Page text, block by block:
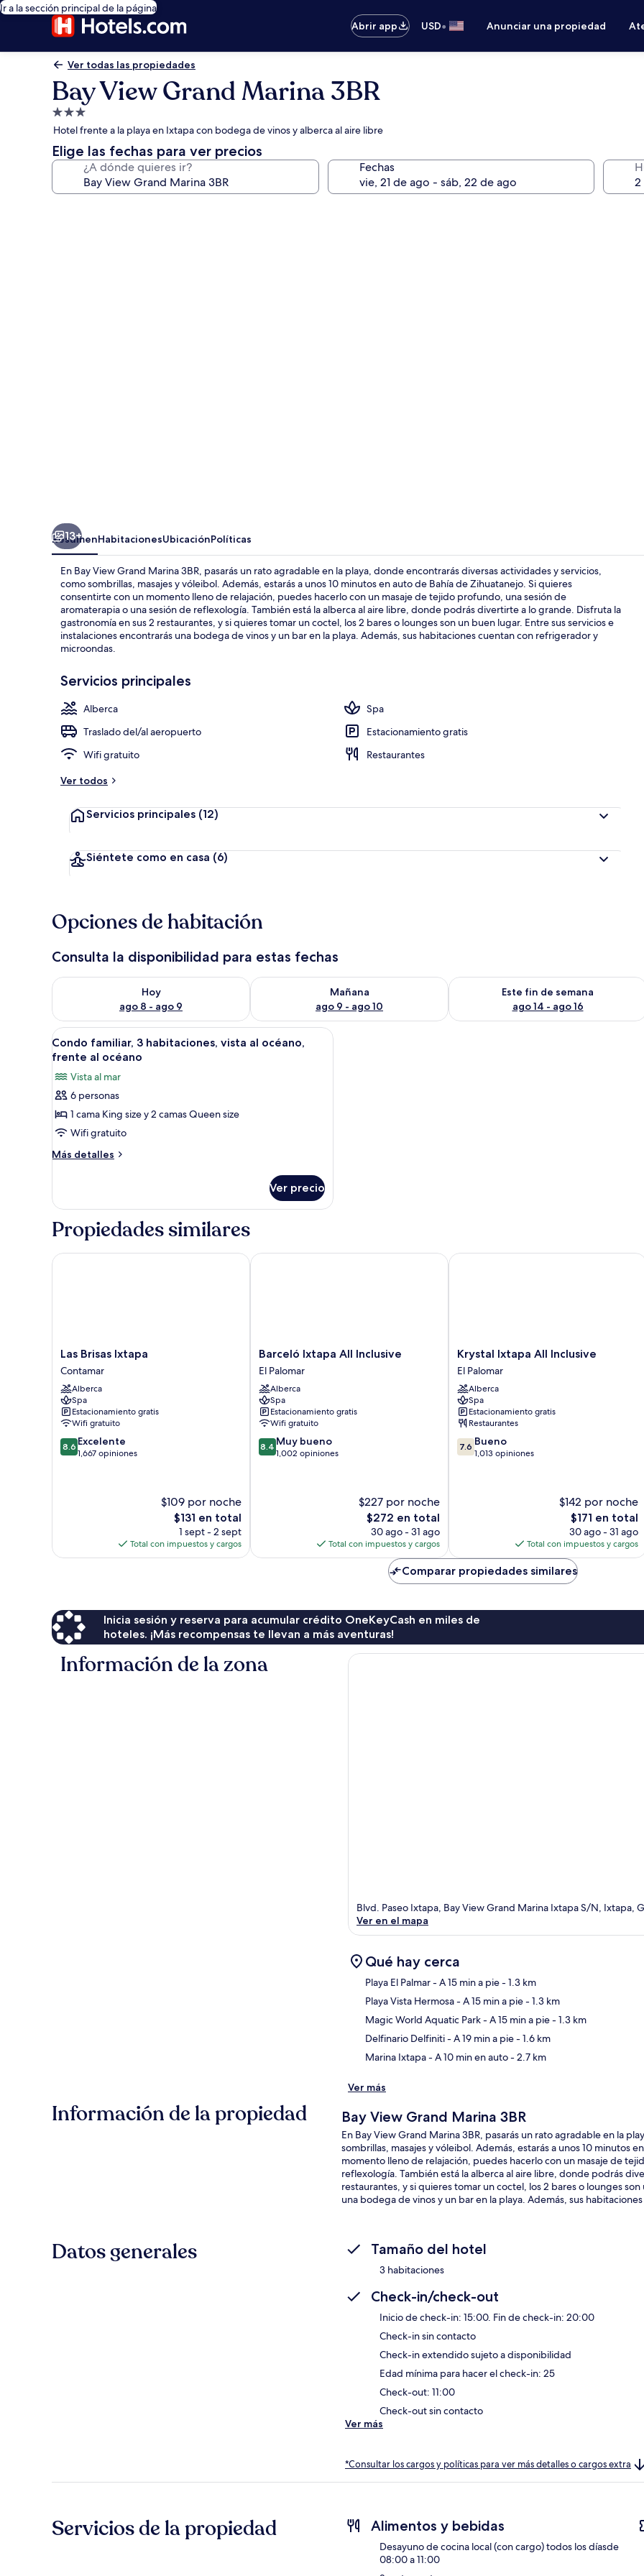
Ir a la sección principal de la página
Abrir app
USD• Anunciar una propiedad
Ver todas las propiedades
Bay View Grand Marina 3BR
Propiedad
de
3.0
estrellas
Hotel frente a la playa en Ixtapa con bodega de vinos y alberca al aire libre
Elige las fechas para ver precios
¿A dónde quieres ir? Fechas
Vista frontal
13+
ResumenHabitacionesUbicaciónPolíticas
En Bay View Grand Marina 3BR, pasarás un rato agradable en la playa, donde encontrarás diversas actividades y servicios,
como sombrillas, masajes y vóleibol. Además, estarás a unos 10 minutos en auto de Bahía de Zihuatanejo. Si quieres
consentirte con un momento lleno de relajación, puedes hacerlo con un masaje de tejido profundo, una sesión de
aromaterapia o una sesión de reflexología. También está la alberca al aire libre, donde podrás divertirte a lo grande. Disfruta la
gastronomía en sus 2 restaurantes, y si quieres tomar un coctel, los 2 bares o lounges son un buen lugar. Entre sus servicios e
instalaciones encontrarás una bodega de vinos y un bar en la playa. Además, sus habitaciones cuentan con refrigerador y
microondas.
Servicios principales
Alberca
Spa
Traslado del/al aeropuerto
Estacionamiento gratis
Wifi gratuito
Restaurantes
Ver todos
Servicios principales (12)
Siéntete como en casa (6)
Opciones de habitación
Consulta la disponibilidad para estas fechas
Hoy
ago 8 - ago 9
Consulta la disponibilidad para hoy ago 8 - ago 9
Mañana
ago 9 - ago 10
Consulta la disponibilidad para mañana ago 9 - ago 10
Este fin de semana
ago 14 - ago 16
Consulta la disponibilidad para este
Abrir
todas
fotos
de
Condo
familiar,
3
al
frente
al
océano
Un pasillo con un espejo moderno, un cuadro abstracto y colorido, y una vista parcial de una habitación con
4
Condo familiar, 3 habitaciones, vista al océano,
frente al océano
Vista al mar
6 personas
1 cama King size y 2 camas Queen size
Wifi gratuito
Más detalles
Más
familiar,
habitaciones,
al
Ver precio
Propiedades similares
Las
Brisas
Ixtapa
Contamar
Las Brisas Ixtapa
Contamar
Alberca
Spa
Estacionamiento gratis
Wifi gratuito
8.6
de
8.6 Excelente
1,667 opiniones
$109 por noche
El
precio
actual
es
$131 en total
1 sept - 2 sept
Total con impuestos y cargos
Las Brisas Ixtapa
Barceló
Ixtapa
All
Inclusive
El
Palomar
Barceló Ixtapa All Inclusive
El Palomar
Alberca
Spa
Estacionamiento gratis
Wifi gratuito
8.4
de
8.4 Muy bueno
1,002 opiniones
$227 por noche
El
precio
actual
es
$272 en total
30 ago - 31 ago
Total con impuestos y cargos
Barceló Ixtapa All Inclusive
Krystal
Ixtapa
All
Inclusive
El
Palomar
Krystal Ixtapa All Inclusive
El Palomar
Alberca
Spa
Estacionamiento gratis
Restaurantes
7.6
de
7.6 Bueno
1,013 opiniones
$142 por noche
El
precio
actual
es
de
$171
$171 en total
30 ago - 31 ago
Total con impuestos y cargos
Krystal Ixtapa All Inclusive
Comparar propiedades similares
Inicia sesión y reserva para acumular crédito OneKeyCash en miles de
hoteles. ¡Más recompensas te llevan a más aventuras!
Información de la zona
Blvd. Paseo Ixtapa, Bay View Grand Marina Ixtapa S/N, Ixtapa,
Ver en el mapa
Qué hay cerca
Playa El Palmar- A 15 min a pie- 1.3 km
Playa Vista Hermosa- A 15 min a pie- 1.3 km
Magic World Aquatic Park- A 15 min a pie- 1.3 km
Delfinario Delfiniti- A 19 min a pie- 1.6 km
Marina Ixtapa- A 10 min en auto- 2.7 km
Ver más
Información de la propiedad Bay View Grand Marina 3BR
En Bay View Grand Marina 3BR, pasarás un rato agradable en la
sombrillas, masajes y vóleibol. Además, estarás a unos 10 minutos
momento lleno de relajación, puedes hacerlo con un masaje de
reflexología. También está la alberca al aire libre, donde podrás
restaurantes, y si quieres tomar un coctel, los 2 bares o lounges
una bodega de vinos y un bar en la playa. Además, sus
Datos generales Tamaño del hotel
3 habitaciones
Check-in/check-out
Inicio de check-in: 15:00. Fin de check-in: 20:00
Check-in sin contacto
Check-in extendido sujeto a disponibilidad
Edad mínima para hacer el check-in: 25
Check-out: 11:00
Check-out sin contacto
Ver más
*Consultar los cargos y políticas para ver más detalles o cargos extra
Servicios de la propiedad Alimentos y bebidas
Desayuno de cocina local (con cargo) todos los díasde
08:00 a 11:00